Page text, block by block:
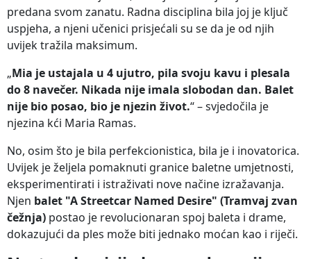
predana svom zanatu. Radna disciplina bila joj je ključ
uspjeha, a njeni učenici prisjećali su se da je od njih
uvijek tražila maksimum.
„Mia je ustajala u 4 ujutro, pila svoju kavu i plesala
do 8 navečer. Nikada nije imala slobodan dan. Balet
nije bio posao, bio je njezin život.“ – svjedočila je
njezina kći Maria Ramas.
No, osim što je bila perfekcionistica, bila je i inovatorica.
Uvijek je željela pomaknuti granice baletne umjetnosti,
eksperimentirati i istraživati nove načine izražavanja.
Njen balet "A Streetcar Named Desire" (Tramvaj zvan
čežnja) postao je revolucionaran spoj baleta i drame,
dokazujući da ples može biti jednako moćan kao i riječi.